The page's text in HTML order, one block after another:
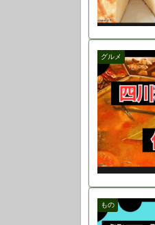
グルメ
もの